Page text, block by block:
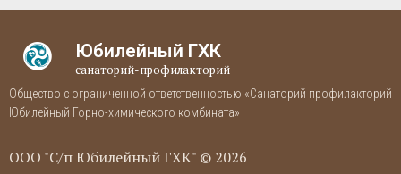
Юбилейный ГХК
санаторий-профилакторий
Общество с ограниченной ответственностью «Санаторий профилакторий
Юбилейный Горно-химического комбината»
ООО "С/п Юбилейный ГХК" © 2026